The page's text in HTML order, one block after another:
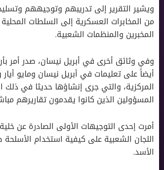
من المخابرات العسكرية إلى السلطات
المخبرين والمنظمات الشعبية.
وفي وثائق أخرى في أبريل نيسان، صدر أمر
المركزية، والتي جرى إنشاؤها حديثا في ذلك
المسؤولين الذين كانوا يقدمون تقاريرهم
اللجان الشعبية على كيفية استخدام
الأسد.